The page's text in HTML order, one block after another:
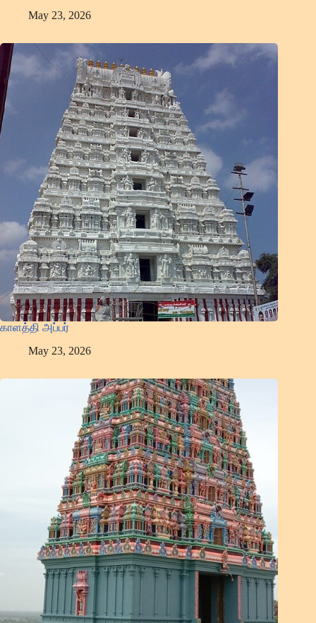
May 23, 2026
காளத்தி அப்பர்
May 23, 2026